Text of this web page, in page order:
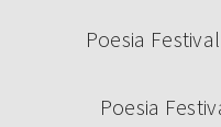
Poesia
Poesia